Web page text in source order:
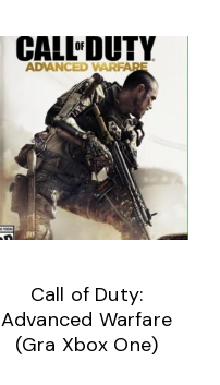
Call of Duty:
Advanced Warfare
(Gra Xbox One)